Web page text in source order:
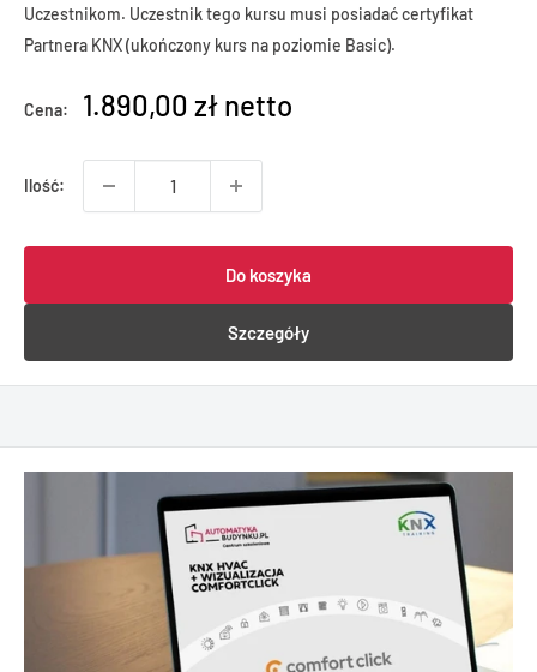
Uczestnikom. Uczestnik tego kursu musi posiadać certyfikat
Partnera KNX (ukończony kurs na poziomie Basic).
Cena: 1.890,00 zł netto
Ilość:
Do koszyka
Szczegóły